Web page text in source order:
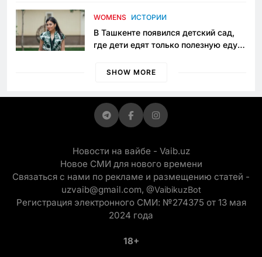
приговору
WOMENS ИСТОРИИ
В Ташкенте появился детский сад,
где дети едят только полезную еду.
просить «кашу без сахара»
SHOW MORE
Новости на вайбе - Vaib.uz
Новое СМИ для нового времени
Связаться с нами по рекламе и размещению статей -
uzvaib@gmail.com, @VaibikuzBot
Регистрация электронного СМИ: №274375 от 13 мая
2024 года
18+